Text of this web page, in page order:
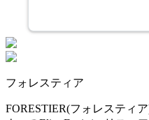
フォレスティア
FORESTIER(フォレスティ